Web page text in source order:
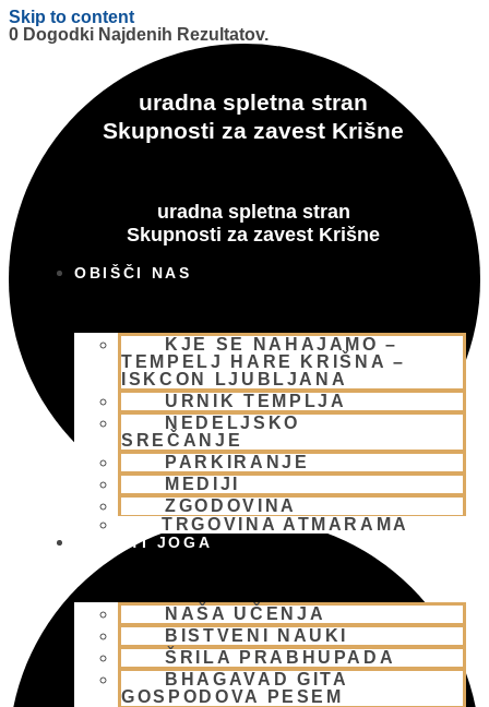
Skip to content
uradna spletna stran
Skupnosti za zavest Krišne
uradna spletna stran
Skupnosti za zavest Krišne
OBIŠČI NAS
KJE SE NAHAJAMO –
TEMPELJ HARE KRIŠNA –
ISKCON LJUBLJANA
URNIK TEMPLJA
NEDELJSKO
SREČANJE
PARKIRANJE
MEDIJI
ZGODOVINA
TRGOVINA ATMARAMA
BHAKTI JOGA
NAŠA UČENJA
BISTVENI NAUKI
ŠRILA PRABHUPADA
BHAGAVAD GITA
GOSPODOVA PESEM
0 Dogodki Najdenih Rezultatov.